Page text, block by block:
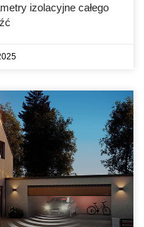
izolacyjne całego